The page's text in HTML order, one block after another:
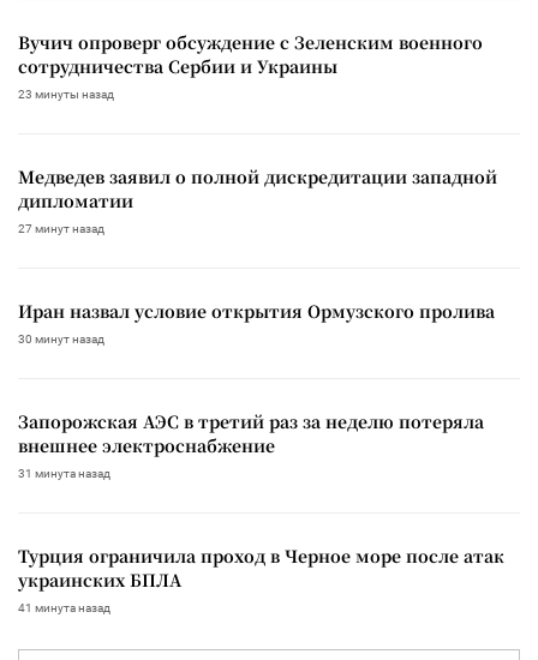
Вучич опроверг обсуждение с Зеленским военного
сотрудничества Сербии и Украины
23 минуты назад
Медведев заявил о полной дискредитации западной
дипломатии
27 минут назад
Иран назвал условие открытия Ормузского пролива
30 минут назад
Запорожская АЭС в третий раз за неделю потеряла
внешнее электроснабжение
31 минута назад
Турция ограничила проход в Черное море после атак
украинских БПЛА
41 минута назад